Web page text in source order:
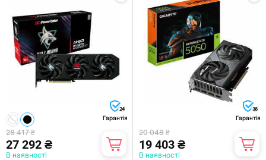
24
Гарантія
28 417 ₴
27 292 ₴
В наявності
36
Гарантія
20 048 ₴
19 403 ₴
В наявності